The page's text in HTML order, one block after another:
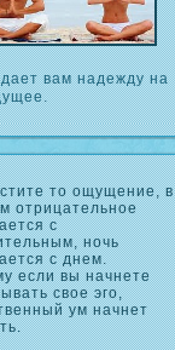
вам надежду на
то ощущение, в
отрицательное
с
ночь
с днем.
если вы начнете
свое эго,
ум начнет